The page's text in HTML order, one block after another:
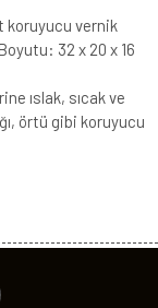
koruyucu vernik
32 x 20 x 16
ıslak, sıcak ve
örtü gibi koruyucu